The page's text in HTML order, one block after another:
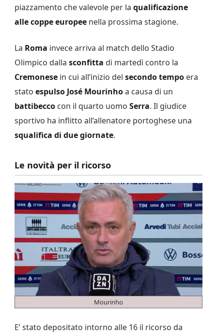
piazzamento che valevole per la qualificazione
alle coppe europee nella prossima stagione.
La Roma invece arriva al match dello Stadio
Olimpico dalla sconfitta di martedì contro la
Cremonese in cui all’inizio del secondo tempo era
stato espulso José Mourinhoa causa di un
battibecco con il quarto uomo Serra. Il giudice
sportivo ha inflitto all’allenatore portoghese una
squalifica di due giornate.
Le novità per il ricorso
Mourinho
E’ stato depositato intorno alle 16 il ricorso da